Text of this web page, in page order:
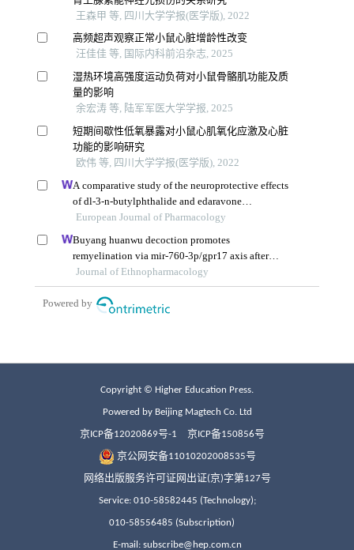
Copyright © Higher Education Press.
Powered by Beijing Magtech Co. Ltd
京ICP备12020869号-1 京ICP备150856号
京公网安备11010202008535号
网络出版服务许可证网出证(京)字第127号
Service: 010-58582445 (Technology);
010-58556485 (Subscription)
E-mail: subscribe@hep.com.cn